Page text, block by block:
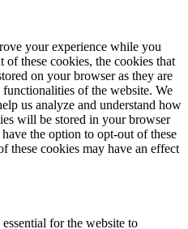
your experience while you
these cookies, the cookies that
on your browser as they are
of the website. We
us analyze and understand how
will be stored in your browser
the option to opt-out of these
these cookies may have an effect
for the website to